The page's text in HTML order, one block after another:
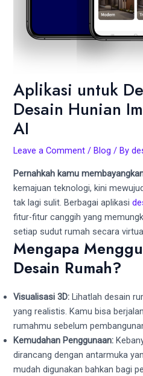
Aplikasi untuk
Desain Hunian
AI
Leave a Comment / Blog / By
Pernahkah kamu
kemajuan teknologi, kini
tak lagi sulit. Berbagai aplikasi
fitur-fitur canggih yang
setiap sudut rumah secara
Mengapa
Desain Rumah?
Visualisasi 3D: Lihatlah desain
yang realistis. Kamu bisa
rumahmu sebelum
Kemudahan Penggunaan:
dirancang dengan antarmuka
mudah digunakan bahkan bagi